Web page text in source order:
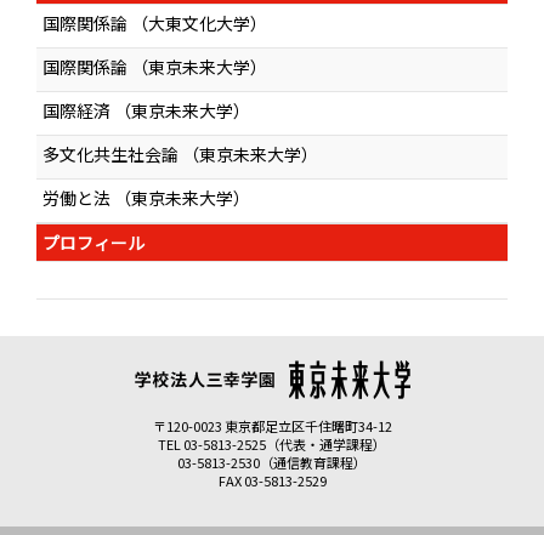
国際関係論 （大東文化大学）
国際関係論 （東京未来大学）
国際経済 （東京未来大学）
多文化共生社会論 （東京未来大学）
労働と法 （東京未来大学）
プロフィール
〒120-0023 東京都足立区千住曙町34-12
TEL 03-5813-2525（代表・通学課程）
03-5813-2530（通信教育課程）
FAX 03-5813-2529